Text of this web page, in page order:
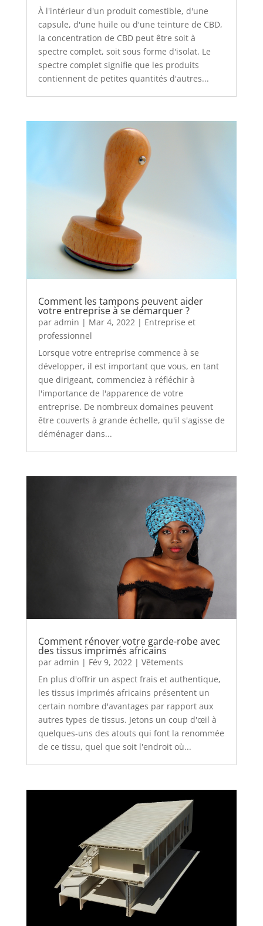
À l'intérieur d'un produit comestible, d'une
capsule, d'une huile ou d'une teinture de CBD,
la concentration de CBD peut être soit à
spectre complet, soit sous forme d'isolat. Le
spectre complet signifie que les produits
contiennent de petites quantités d'autres...
Comment les tampons peuvent aider
votre entreprise à se démarquer ?
par admin | Mar 4, 2022| Entreprise et
professionnel
Lorsque votre entreprise commence à se
développer, il est important que vous, en tant
que dirigeant, commenciez à réfléchir à
l'importance de l'apparence de votre
entreprise. De nombreux domaines peuvent
être couverts à grande échelle, qu'il s'agisse de
déménager dans...
Comment rénover votre garde-robe avec
des tissus imprimés africains
par admin | Fév 9, 2022| Vêtements
En plus d'offrir un aspect frais et authentique,
les tissus imprimés africains présentent un
certain nombre d'avantages par rapport aux
autres types de tissus. Jetons un coup d'œil à
quelques-uns des atouts qui font la renommée
de ce tissu, quel que soit l'endroit où...